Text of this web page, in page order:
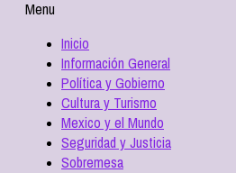
Menu
Inicio
Información General
Política y Gobierno
Cultura y Turismo
Mexico y el Mundo
Seguridad y Justicia
Sobremesa